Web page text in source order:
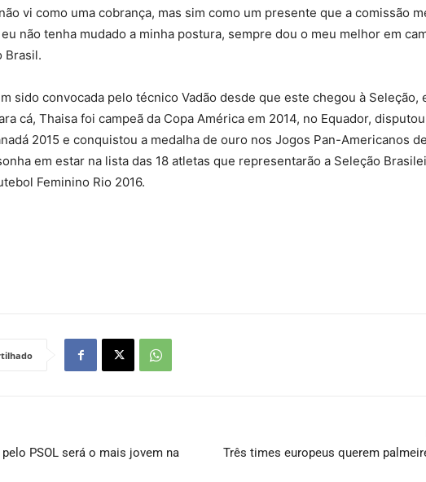
vi como uma cobrança, mas sim como um presente que a comissão
não tenha mudado a minha postura, sempre dou o meu melhor em
Brasil.
sido convocada pelo técnico Vadão desde que este chegou à Seleção,
cá, Thaisa foi campeã da Copa América em 2014, no Equador,
2015 e conquistou a medalha de ouro nos Jogos Pan-Americanos
em estar na lista das 18 atletas que representarão a Seleção
Feminino Rio 2016.
PSOL será o mais jovem na
Três times europeus querem